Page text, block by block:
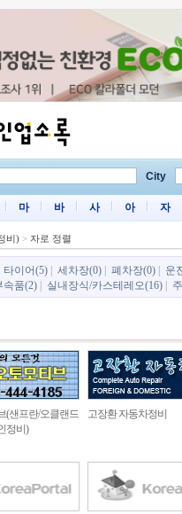
City
마 바 사 아 자
비) > 자로 정렬
타이어(5) 세차장(0) 폐차장(0)
운
속품(2) 실내장식/카스테레오(16)
(샌프란/오클랜드
정비)
고장환 자동차정비